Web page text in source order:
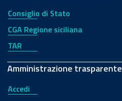
Consiglio di Stato
CGA Regione siciliana
TAR
Amministrazione trasparente
Accedi